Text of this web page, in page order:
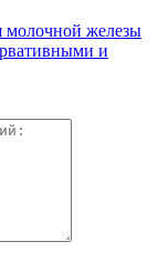
молочной железы
и